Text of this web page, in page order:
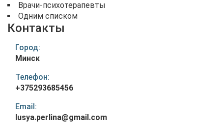
Врачи-психотерапевты
Одним списком
Контакты
Город:
Минск
Телефон:
+375293685456
Email:
lusya.perlina@gmail.com